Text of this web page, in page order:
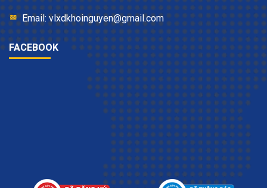
Email: vlxdkhoinguyen@gmail.com
FACEBOOK